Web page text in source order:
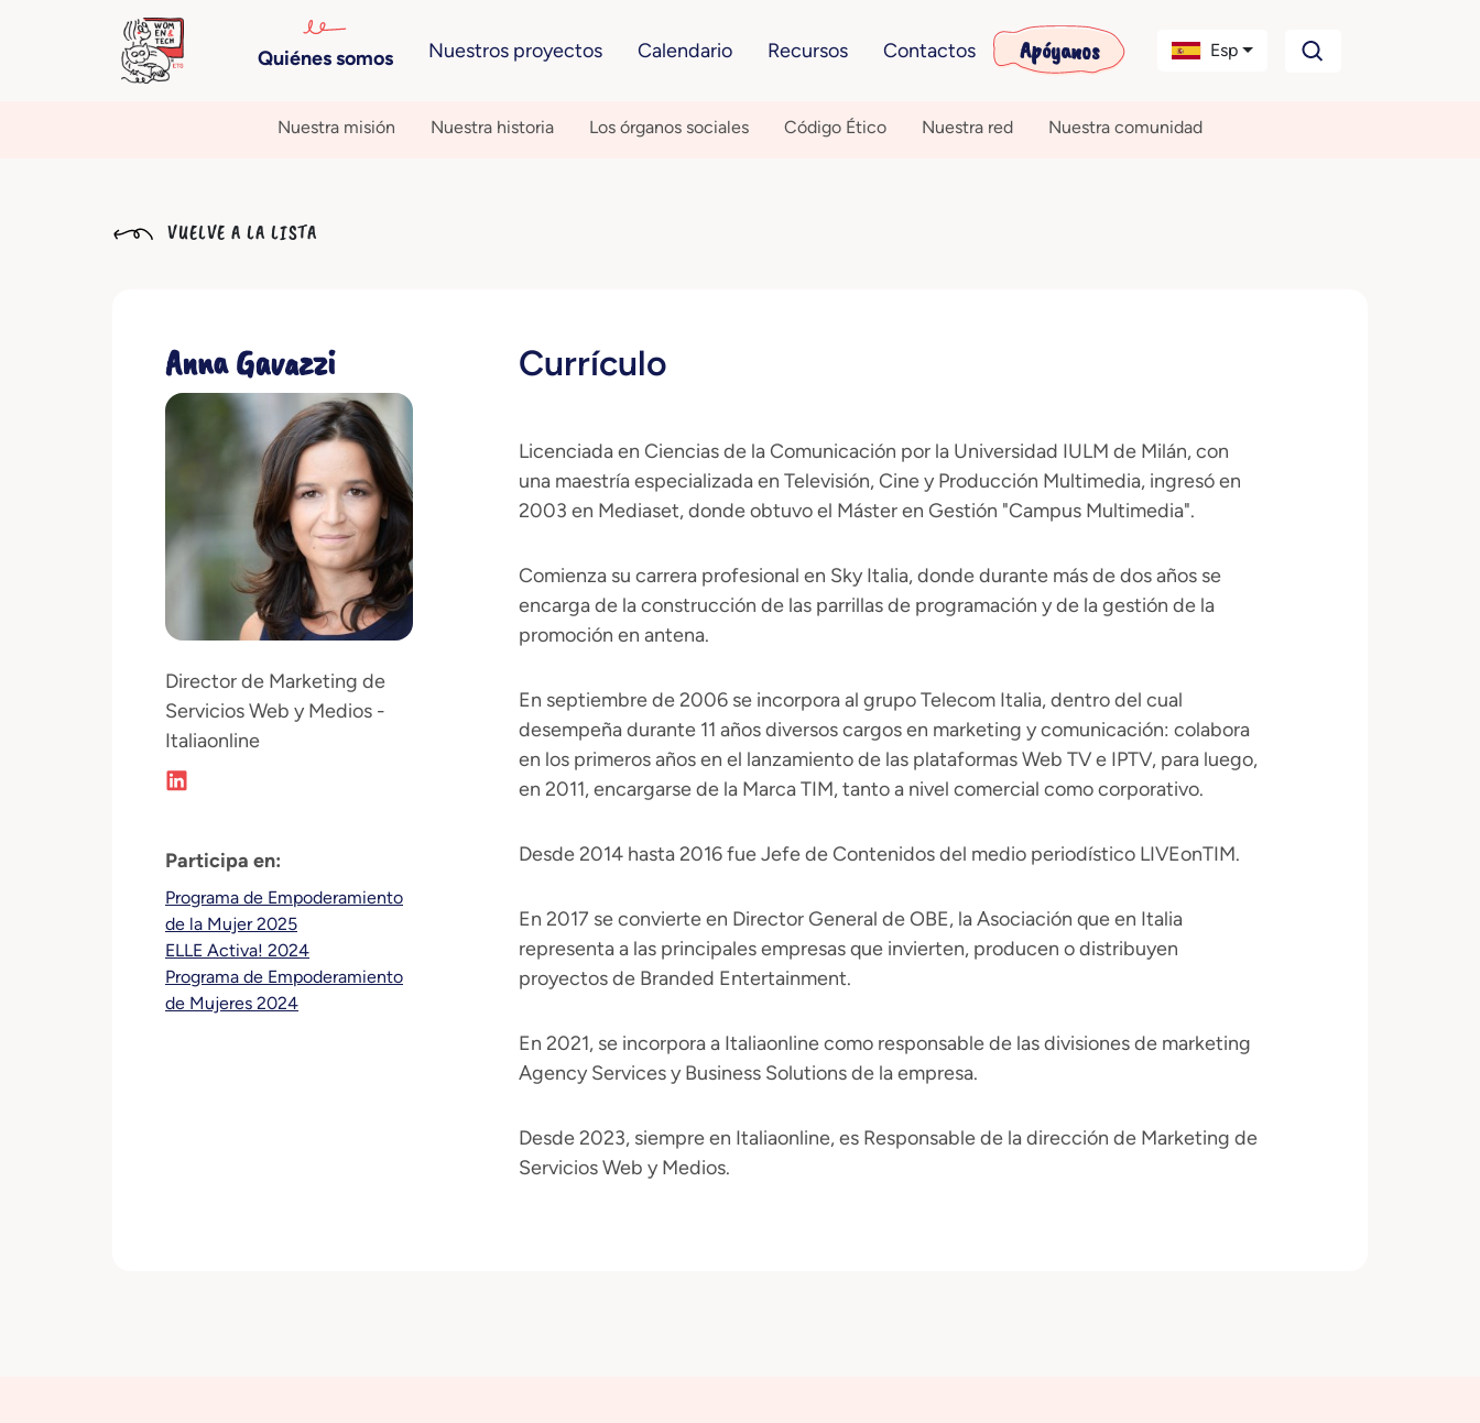
Quiénes somos Nuestros proyectos Calendario Recursos Contactos Apóyanos Esp
Nuestra misión Nuestra historia Los órganos sociales Código Ético Nuestra red Nuestra comunidad
VUELVE A LA LISTA
Anna Gavazzi
Director de Marketing de
Servicios Web y Medios -
Italiaonline
Participa en:
Programa de Empoderamiento
de la Mujer 2025
ELLE Activa! 2024
Programa de Empoderamiento
de Mujeres 2024
Currículo
Licenciada en Ciencias de la Comunicación por la Universidad IULM de Milán, con
una maestría especializada en Televisión, Cine y Producción Multimedia, ingresó en
2003 en Mediaset, donde obtuvo el Máster en Gestión "Campus Multimedia".
Comienza su carrera profesional en Sky Italia, donde durante más de dos años se
encarga de la construcción de las parrillas de programación y de la gestión de la
promoción en antena.
En septiembre de 2006 se incorpora al grupo Telecom Italia, dentro del cual
desempeña durante 11 años diversos cargos en marketing y comunicación: colabora
en los primeros años en el lanzamiento de las plataformas Web TV e IPTV, para luego,
en 2011, encargarse de la Marca TIM, tanto a nivel comercial como corporativo.
Desde 2014 hasta 2016 fue Jefe de Contenidos del medio periodístico LIVEonTIM.
En 2017 se convierte en Director General de OBE, la Asociación que en Italia
representa a las principales empresas que invierten, producen o distribuyen
proyectos de Branded Entertainment.
En 2021, se incorpora a Italiaonline como responsable de las divisiones de marketing
Agency Services y Business Solutions de la empresa.
Desde 2023, siempre en Italiaonline, es Responsable de la dirección de Marketing de
Servicios Web y Medios.